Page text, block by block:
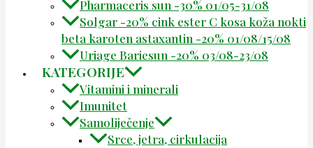
Pharmaceris sun -30% 01/05-31/08
Solgar -20% cink ester C kosa koža nokti
beta karoten astaxantin -20% 01/08/15/08
Uriage Bariesun -20% 03/08-23/08
KATEGORIJE
Vitamini i minerali
Imunitet
Samoliječenje
Srce, jetra, cirkulacija